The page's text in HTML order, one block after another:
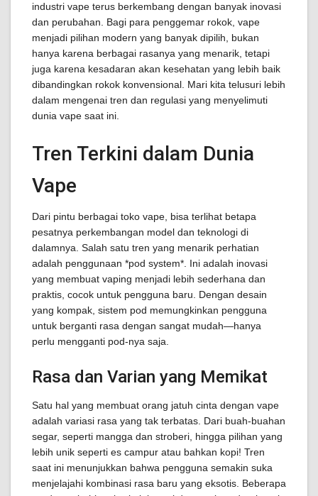
industri vape terus berkembang dengan banyak inovasi
dan perubahan. Bagi para penggemar rokok, vape
menjadi pilihan modern yang banyak dipilih, bukan
hanya karena berbagai rasanya yang menarik, tetapi
juga karena kesadaran akan kesehatan yang lebih baik
dibandingkan rokok konvensional. Mari kita telusuri lebih
dalam mengenai tren dan regulasi yang menyelimuti
dunia vape saat ini.
Tren Terkini dalam Dunia
Vape
Dari pintu berbagai toko vape, bisa terlihat betapa
pesatnya perkembangan model dan teknologi di
dalamnya. Salah satu tren yang menarik perhatian
adalah penggunaan *pod system*. Ini adalah inovasi
yang membuat vaping menjadi lebih sederhana dan
praktis, cocok untuk pengguna baru. Dengan desain
yang kompak, sistem pod memungkinkan pengguna
untuk berganti rasa dengan sangat mudah—hanya
perlu mengganti pod-nya saja.
Rasa dan Varian yang Memikat
Satu hal yang membuat orang jatuh cinta dengan vape
adalah variasi rasa yang tak terbatas. Dari buah-buahan
segar, seperti mangga dan stroberi, hingga pilihan yang
lebih unik seperti es campur atau bahkan kopi! Tren
saat ini menunjukkan bahwa pengguna semakin suka
menjelajahi kombinasi rasa baru yang eksotis. Beberapa